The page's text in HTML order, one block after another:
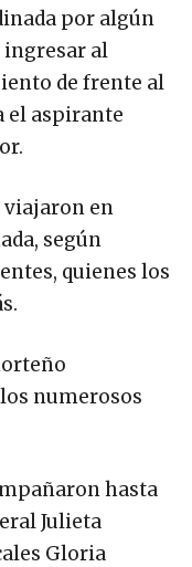
por algún
ingresar al
de frente al
el aspirante
viajaron en
según
quienes los
numerosos
hasta
Julieta
Gloria